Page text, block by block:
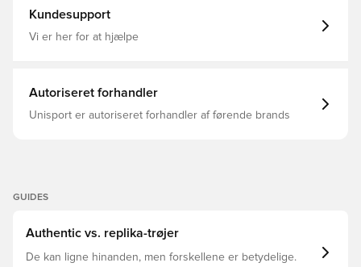
Kundesupport
Vi er her for at hjælpe
Autoriseret forhandler
Unisport er autoriseret forhandler af førende brands
GUIDES
Authentic vs. replika-trøjer
De kan ligne hinanden, men forskellene er betydelige.